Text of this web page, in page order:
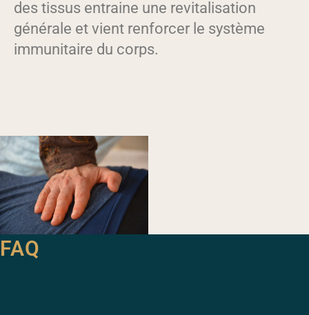
des tissus entraine une revitalisation
générale et vient renforcer le système
immunitaire du corps.
FAQ